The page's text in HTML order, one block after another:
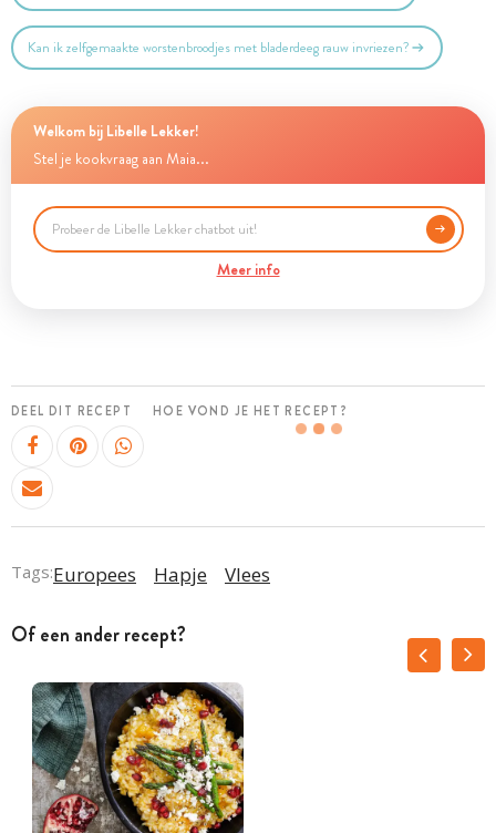
Kan ik zelfgemaakte worstenbroodjes met bladerdeeg rauw invriezen?
Welkom bij Libelle Lekker!
Stel je kookvraag aan Maia...
Meer info
DEEL DIT RECEPT HOE VOND JE HET RECEPT?
Tags:Europees Hapje Vlees
Of een ander recept?